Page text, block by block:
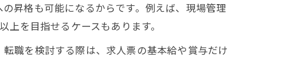
昇格も可能になるからです。例えば、現場管理
を目指せるケースもあります。
職を検討する際は、求人票の基本給や賞与だけ